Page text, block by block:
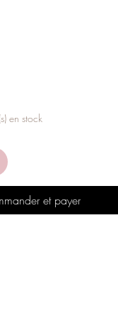
en stock
et payer